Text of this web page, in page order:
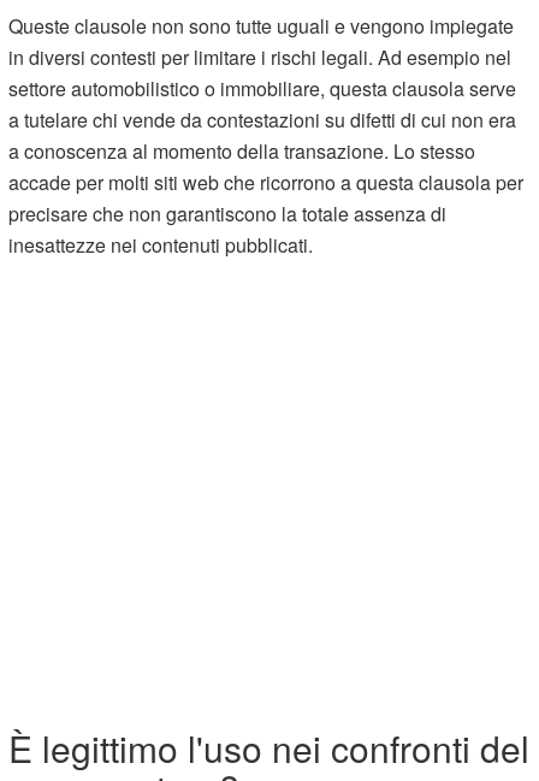
Queste clausole non sono tutte uguali e vengono impiegate
in diversi contesti per limitare i rischi legali. Ad esempio nel
settore automobilistico o immobiliare, questa clausola serve
a tutelare chi vende da contestazioni su difetti di cui non era
a conoscenza al momento della transazione. Lo stesso
accade per molti siti web che ricorrono a questa clausola per
precisare che non garantiscono la totale assenza di
inesattezze nei contenuti pubblicati.
È legittimo l'uso nei confronti del